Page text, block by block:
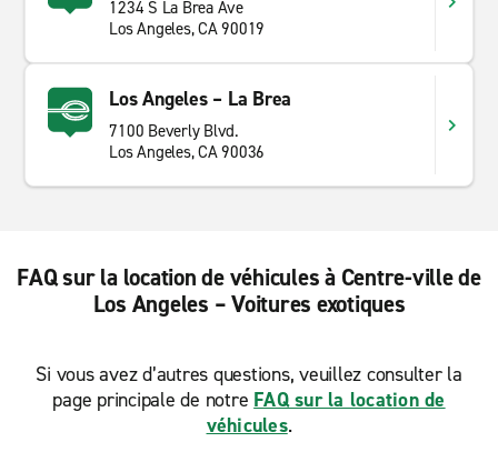
1234 S La Brea Ave
Los Angeles, CA 90019
Los Angeles – La Brea
7100 Beverly Blvd.
Los Angeles, CA 90036
FAQ sur la location de véhicules à Centre-ville de
Los Angeles – Voitures exotiques
Si vous avez d’autres questions, veuillez consulter la
page principale de notre FAQ sur la location de
véhicules.